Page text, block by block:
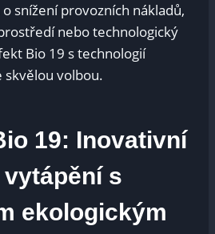
snížení provozních nákladů,
nebo technologický
Bio 19 s technologií
skvělou volbou.
19: Inovativní
s
ekologickým